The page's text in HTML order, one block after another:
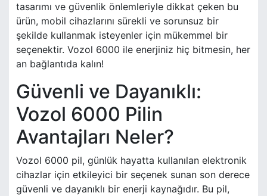
tasarımı ve güvenlik önlemleriyle dikkat çeken bu
ürün, mobil cihazlarını sürekli ve sorunsuz bir
şekilde kullanmak isteyenler için mükemmel bir
seçenektir. Vozol 6000 ile enerjiniz hiç bitmesin, her
an bağlantıda kalın!
Güvenli ve Dayanıklı:
Vozol 6000 Pilin
Avantajları Neler?
Vozol 6000 pil, günlük hayatta kullanılan elektronik
cihazlar için etkileyici bir seçenek sunan son derece
güvenli ve dayanıklı bir enerji kaynağıdır. Bu pil,